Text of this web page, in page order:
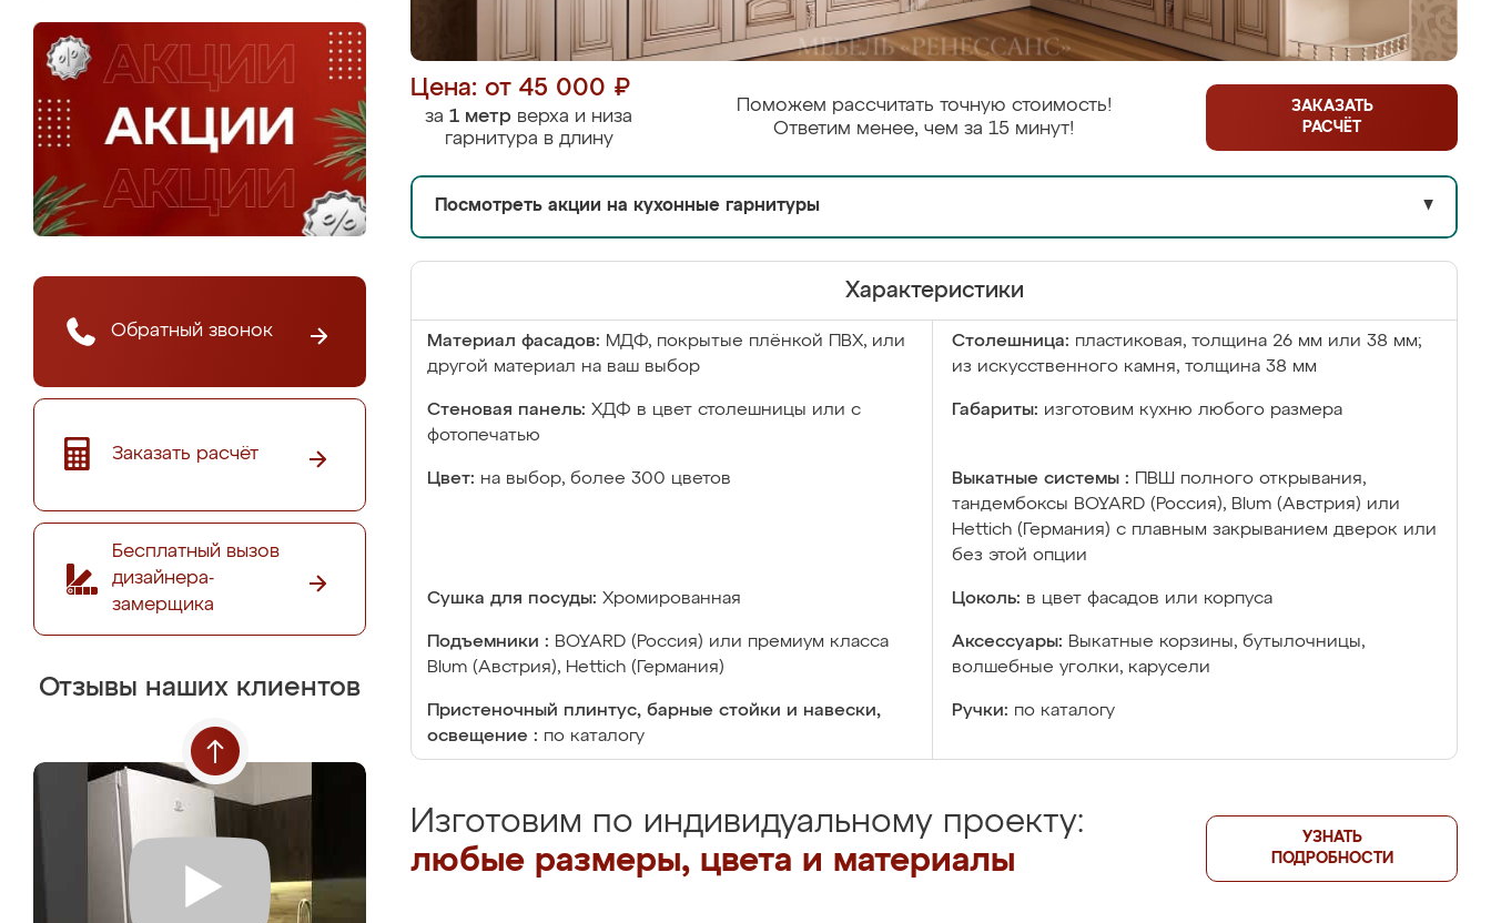
Обратный звонок
Заказать расчёт
Бесплатный вызов
дизайнера-
замерщика
Отзывы наших клиентов
Цена: от 45 000 ₽
за 1 метр верха и низа
гарнитура в длину
Поможем рассчитать точную стоимость!
Ответим менее, чем за 15 минут!
ЗАКАЗАТЬ
РАСЧЁТ
Посмотреть акции на кухонные гарнитуры ▼
Характеристики
Материал фасадов: МДФ, покрытые плёнкой ПВХ, или
другой материал на ваш выбор
Столешница: пластиковая, толщина 26 мм или 38 мм;
из искусственного камня, толщина 38 мм
Стеновая панель: ХДФ в цвет столешницы или с
фотопечатью
Габариты: изготовим кухню любого размера
Цвет: на выбор, более 300 цветов Выкатные системы :
ПВШ полного открывания,
тандембоксы BOYARD (Россия), Blum (Австрия) или
Hettich (Германия) с плавным закрыванием дверок или
без этой опции
Сушка для посуды: Хромированная Цоколь: в цвет фасадов или корпуса
Подъемники : BOYARD (Россия) или премиум класса
Blum (Австрия), Hettich (Германия)
Аксессуары: Выкатные корзины, бутылочницы,
волшебные уголки, карусели
Пристеночный плинтус, барные стойки и навески,
освещение : по каталогу
Ручки: по каталогу
Изготовим по индивидуальному проекту:
любые размеры, цвета и материалы
УЗНАТЬ
ПОДРОБНОСТИ